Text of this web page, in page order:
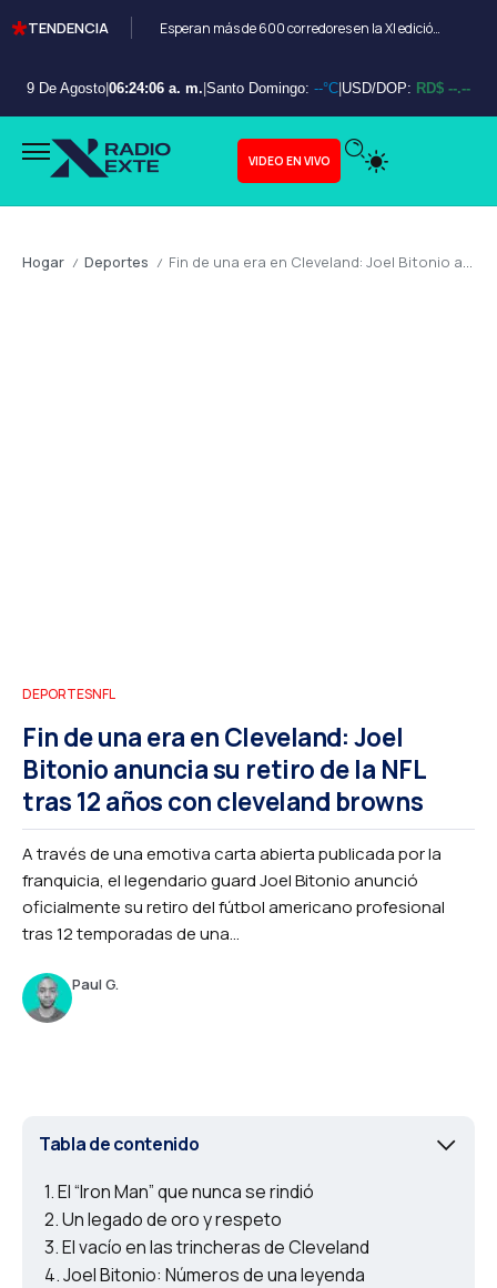
TENDENCIA Esperan más de 600 corredores en la XI edición del Bayahibe 10K
9 De Agosto 06:24:07 a. m. Santo Domingo: --°C USD/DOP: RD$ --.--
VIDEO EN VIVO
Hogar / Deportes / Fin de una era en Cleveland: Joel Bitonio anuncia su retiro de la NFL tras 12 años con cleveland browns
DEPORTESNFL
Fin de una era en Cleveland: Joel
Bitonio anuncia su retiro de la NFL
tras 12 años con cleveland browns
A través de una emotiva carta abierta publicada por la
franquicia, el legendario guard Joel Bitonio anunció
oficialmente su retiro del fútbol americano profesional
tras 12 temporadas de una...
Paul G.
Tabla de contenido
El “Iron Man” que nunca se rindió
Un legado de oro y respeto
El vacío en las trincheras de Cleveland
Joel Bitonio: Números de una leyenda